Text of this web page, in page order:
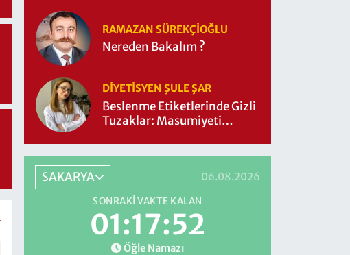
RAMAZAN SÜREKÇIOĞLU
Nereden Bakalım ?
DIYETISYEN ŞULE ŞAR
Beslenme Etiketlerinde Gizli
Tuzaklar: Masumiyeti
SAKARYA 06.08.2026
SONRAKI VAKTE KALAN
01:17:51
Öğle Namazı